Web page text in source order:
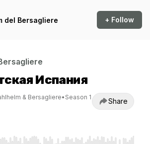
del Bersagliere + Follow
Испания
& Bersagliere• Season 1
Share